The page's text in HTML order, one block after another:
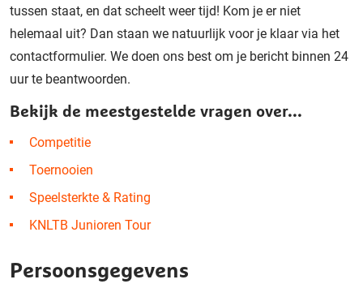
tussen staat, en dat scheelt weer tijd! Kom je er niet
helemaal uit? Dan staan we natuurlijk voor je klaar via het
contactformulier. We doen ons best om je bericht binnen 24
uur te beantwoorden.
Bekijk de meestgestelde vragen over...
Competitie
Toernooien
Speelsterkte & Rating
KNLTB Junioren Tour
Persoonsgegevens